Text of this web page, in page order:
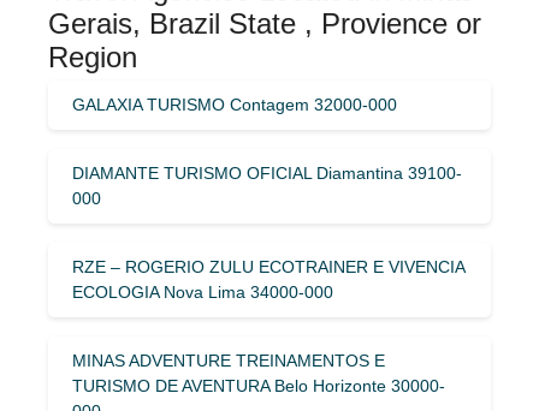
Gerais, Brazil State , Provience or
Region
GALAXIA TURISMO Contagem 32000-000
DIAMANTE TURISMO OFICIAL Diamantina 39100-
000
RZE – ROGERIO ZULU ECOTRAINER E VIVENCIA
ECOLOGIA Nova Lima 34000-000
MINAS ADVENTURE TREINAMENTOS E
TURISMO DE AVENTURA Belo Horizonte 30000-